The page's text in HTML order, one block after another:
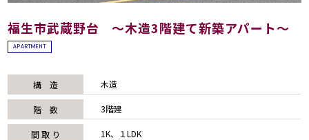
福生市武蔵野台 ～木造3階建て新築アパート～
APARTMENT
構 造 木造
階 数 3階建
間 取 り 1K、１LDK